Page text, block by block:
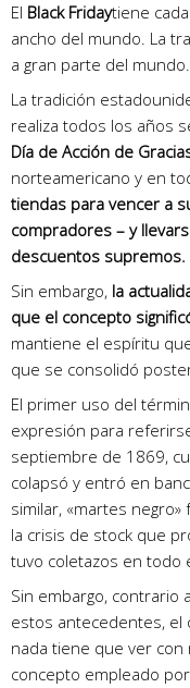
El Black Fridaytiene
ancho del mundo. La
a gran parte del mundo.
La tradición
realiza todos los años
Día de Acción de
norteamericano y en
tiendas para vencer a
compradores – y
descuentos supremos.
Sin embargo, la
que el concepto
mantiene el espíritu
que se consolidó
El primer uso del
expresión para
septiembre de 1869,
colapsó y entró en
similar, «martes
la crisis de stock que
tuvo coletazos en todo
Sin embargo, contrario
estos antecedentes, el
nada tiene que ver
concepto empleado